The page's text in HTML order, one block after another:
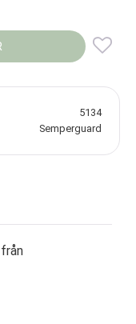
5134
Semperguard